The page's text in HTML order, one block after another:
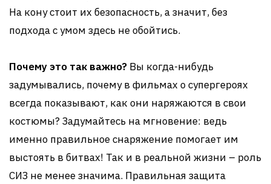
На кону стоит их безопасность, а значит, без
подхода с умом здесь не обойтись.
Почему это так важно? Вы когда-нибудь
задумывались, почему в фильмах о супергероях
всегда показывают, как они наряжаются в свои
костюмы? Задумайтесь на мгновение: ведь
именно правильное снаряжение помогает им
выстоять в битвах! Так и в реальной жизни – роль
СИЗ не менее значима. Правильная защита